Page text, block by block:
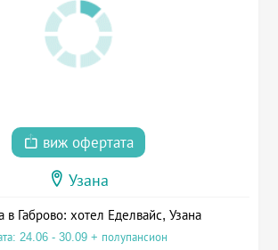
виж офертата
Узана
в Габрово: хотел Еделвайс, Узана
24.06 - 30.09 + полупансион